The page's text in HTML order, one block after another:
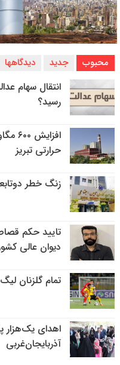
محبوب جدید دیدگاهها
رسید؟
حرارتی تبریز
زنگ خطر
تایید حکم
دیوان عالی
تمام گلزنان
اهدای یک‌هزار
آذربایجان‌غربی